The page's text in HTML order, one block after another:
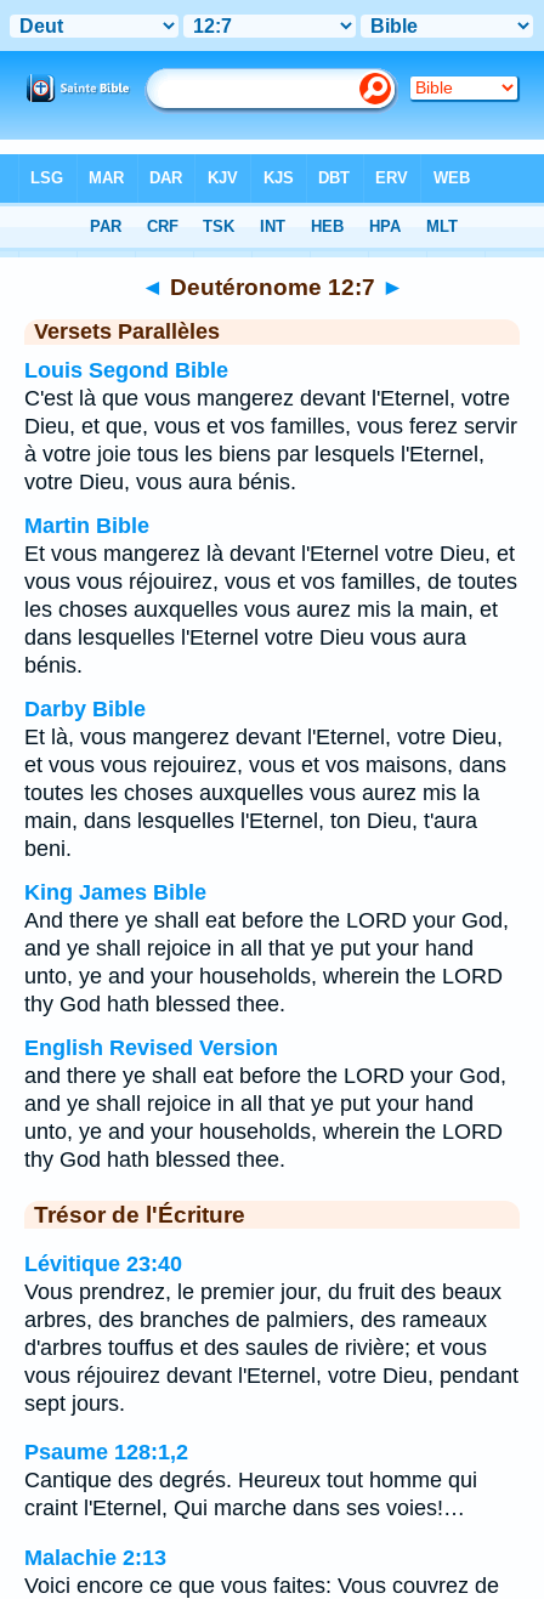
>Chapitre 12 > Verset 7
◄ Deutéronome 12:7 ►
Versets Parallèles
Louis Segond Bible
C'est là que vous mangerez devant l'Eternel, votre
Dieu, et que, vous et vos familles, vous ferez servir
à votre joie tous les biens par lesquels l'Eternel,
votre Dieu, vous aura bénis.
Martin Bible
Et vous mangerez là devant l'Eternel votre Dieu, et
vous vous réjouirez, vous et vos familles, de toutes
les choses auxquelles vous aurez mis la main, et
dans lesquelles l'Eternel votre Dieu vous aura
bénis.
Darby Bible
Et là, vous mangerez devant l'Eternel, votre Dieu,
et vous vous rejouirez, vous et vos maisons, dans
toutes les choses auxquelles vous aurez mis la
main, dans lesquelles l'Eternel, ton Dieu, t'aura
beni.
King James Bible
And there ye shall eat before the LORD your God,
and ye shall rejoice in all that ye put your hand
unto, ye and your households, wherein the LORD
thy God hath blessed thee.
English Revised Version
and there ye shall eat before the LORD your God,
and ye shall rejoice in all that ye put your hand
unto, ye and your households, wherein the LORD
thy God hath blessed thee.
Trésor de l'Écriture
Lévitique 23:40
Vous prendrez, le premier jour, du fruit des beaux
arbres, des branches de palmiers, des rameaux
d'arbres touffus et des saules de rivière; et vous
vous réjouirez devant l'Eternel, votre Dieu, pendant
sept jours.
Psaume 128:1,2
Cantique des degrés. Heureux tout homme qui
craint l'Eternel, Qui marche dans ses voies!…
Malachie 2:13
Voici encore ce que vous faites: Vous couvrez de